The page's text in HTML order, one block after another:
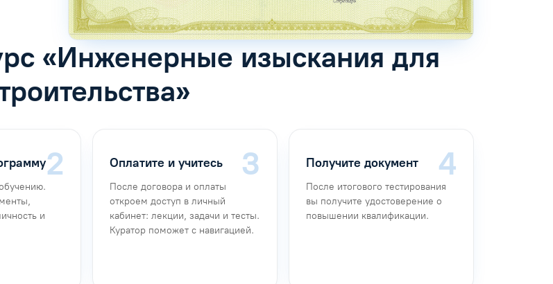
«Инженерные изыскания для
и
Оплатите и учитесь
После договора и оплаты
откроем доступ в личный
кабинет: лекции, задачи и тесты.
Куратор поможет с навигацией.
Получите документ
После итогового тестирования
вы получите удостоверение о
повышении квалификации.